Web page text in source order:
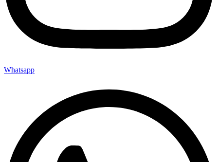
Whatsapp